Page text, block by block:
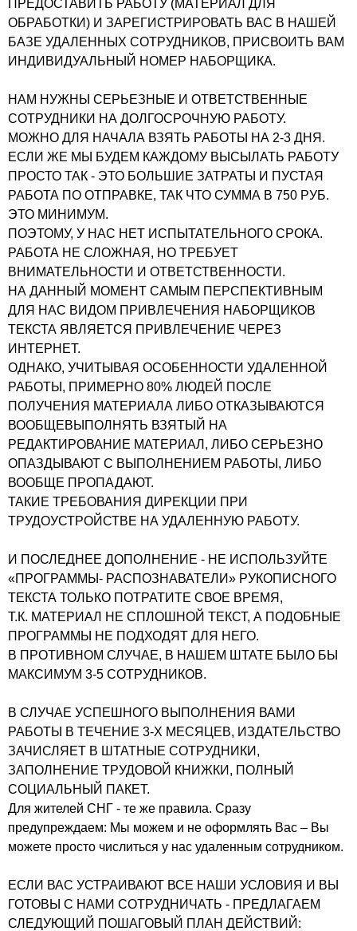
ПРЕДОСТАВИТЬ РАБОТУ (МАТЕРИАЛ ДЛЯ
ОБРАБОТКИ) И ЗАРЕГИСТРИРОВАТЬ ВАС В НАШЕЙ
БАЗЕ УДАЛЕННЫХ СОТРУДНИКОВ, ПРИСВОИТЬ ВАМ
ИНДИВИДУАЛЬНЫЙ НОМЕР НАБОРЩИКА.
НАМ НУЖНЫ СЕРЬЕЗНЫЕ И ОТВЕТСТВЕННЫЕ
СОТРУДНИКИ НА ДОЛГОСРОЧНУЮ РАБОТУ.
МОЖНО ДЛЯ НАЧАЛА ВЗЯТЬ РАБОТЫ НА 2-3 ДНЯ.
ЕСЛИ ЖЕ МЫ БУДЕМ КАЖДОМУ ВЫСЫЛАТЬ РАБОТУ
ПРОСТО ТАК - ЭТО БОЛЬШИЕ ЗАТРАТЫ И ПУСТАЯ
РАБОТА ПО ОТПРАВКЕ, ТАК ЧТО СУММА В 750 РУБ.
ЭТО МИНИМУМ.
ПОЭТОМУ, У НАС НЕТ ИСПЫТАТЕЛЬНОГО СРОКА.
РАБОТА НЕ СЛОЖНАЯ, НО ТРЕБУЕТ
ВНИМАТЕЛЬНОСТИ И ОТВЕТСТВЕННОСТИ.
НА ДАННЫЙ МОМЕНТ САМЫМ ПЕРСПЕКТИВНЫМ
ДЛЯ НАС ВИДОМ ПРИВЛЕЧЕНИЯ НАБОРЩИКОВ
ТЕКСТА ЯВЛЯЕТСЯ ПРИВЛЕЧЕНИЕ ЧЕРЕЗ
ИНТЕРНЕТ.
ОДНАКО, УЧИТЫВАЯ ОСОБЕННОСТИ УДАЛЕННОЙ
РАБОТЫ, ПРИМЕРНО 80% ЛЮДЕЙ ПОСЛЕ
ПОЛУЧЕНИЯ МАТЕРИАЛА ЛИБО ОТКАЗЫВАЮТСЯ
ВООБЩЕВЫПОЛНЯТЬ ВЗЯТЫЙ НА
РЕДАКТИРОВАНИЕ МАТЕРИАЛ, ЛИБО СЕРЬЕЗНО
ОПАЗДЫВАЮТ С ВЫПОЛНЕНИЕМ РАБОТЫ, ЛИБО
ВООБЩЕ ПРОПАДАЮТ.
ТАКИЕ ТРЕБОВАНИЯ ДИРЕКЦИИ ПРИ
ТРУДОУСТРОЙСТВЕ НА УДАЛЕННУЮ РАБОТУ.
И ПОСЛЕДНЕЕ ДОПОЛНЕНИЕ - НЕ ИСПОЛЬЗУЙТЕ
«ПРОГРАММЫ- РАСПОЗНАВАТЕЛИ» РУКОПИСНОГО
ТЕКСТА ТОЛЬКО ПОТРАТИТЕ СВОЕ ВРЕМЯ,
Т.К. МАТЕРИАЛ НЕ СПЛОШНОЙ ТЕКСТ, А ПОДОБНЫЕ
ПРОГРАММЫ НЕ ПОДХОДЯТ ДЛЯ НЕГО.
В ПРОТИВНОМ СЛУЧАЕ, В НАШЕМ ШТАТЕ БЫЛО БЫ
МАКСИМУМ 3-5 СОТРУДНИКОВ.
В СЛУЧАЕ УСПЕШНОГО ВЫПОЛНЕНИЯ ВАМИ
РАБОТЫ В ТЕЧЕНИЕ 3-Х МЕСЯЦЕВ, ИЗДАТЕЛЬСТВО
ЗАЧИСЛЯЕТ В ШТАТНЫЕ СОТРУДНИКИ,
ЗАПОЛНЕНИЕ ТРУДОВОЙ КНИЖКИ, ПОЛНЫЙ
СОЦИАЛЬНЫЙ ПАКЕТ.
Для жителей СНГ - те же правила. Сразу
предупреждаем: Мы можем и не оформлять Вас – Вы
можете просто числиться у нас удаленным сотрудником.
ЕСЛИ ВАС УСТРАИВАЮТ ВСЕ НАШИ УСЛОВИЯ И ВЫ
ГОТОВЫ С НАМИ СОТРУДНИЧАТЬ - ПРЕДЛАГАЕМ
СЛЕДУЮЩИЙ ПОШАГОВЫЙ ПЛАН ДЕЙСТВИЙ: